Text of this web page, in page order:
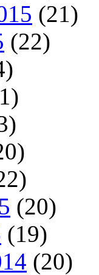
(21)
(22)
(20)
(19)
(20)